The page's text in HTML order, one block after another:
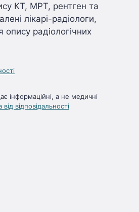
КТ, МРТ, рентген та
лікарі-радіологи,
опису радіологічних
інформаційні, а не медичні
від відповідальності